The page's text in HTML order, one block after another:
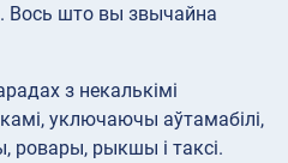
Вось што вы звычайна
з некалькімі
уключаючы аўтамабілі,
ровары, рыкшы і таксі.